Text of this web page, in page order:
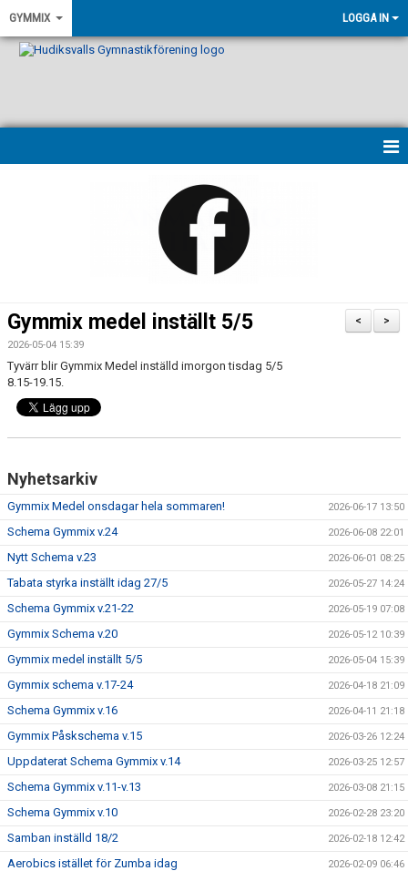
GYMMIX LOGGA IN
KONTAKT
KALENDER
DOKUMENT
>
<
Gymmix medel inställt 5/5
2026-05-04 15:39
Tyvärr blir Gymmix Medel inställd imorgon tisdag 5/5
8.15-19.15.
Nyhetsarkiv
Gymmix Medel onsdagar hela sommaren! 2026-06-17 13:50
Schema Gymmix v.24 2026-06-08 22:01
Nytt Schema v.23 2026-06-01 08:25
Tabata styrka inställt idag 27/5 2026-05-27 14:24
Schema Gymmix v.21-22 2026-05-19 07:08
Gymmix Schema v.20 2026-05-12 10:39
Gymmix medel inställt 5/5 2026-05-04 15:39
Gymmix schema v.17-24 2026-04-18 21:09
Schema Gymmix v.16 2026-04-11 21:18
Gymmix Påskschema v.15 2026-03-26 12:24
Uppdaterat Schema Gymmix v.14 2026-03-25 12:57
Schema Gymmix v.11-v.13 2026-03-08 21:15
Schema Gymmix v.10 2026-02-28 23:20
Samban inställd 18/2 2026-02-18 12:42
Aerobics istället för Zumba idag 2026-02-09 06:46